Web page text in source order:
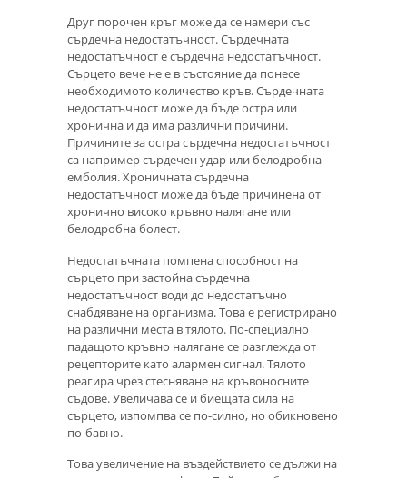
Друг порочен кръг може да се намери със
сърдечна недостатъчност. Сърдечната
недостатъчност е сърдечна недостатъчност.
Сърцето вече не е в състояние да понесе
необходимото количество кръв. Сърдечната
недостатъчност може да бъде остра или
хронична и да има различни причини.
Причините за остра сърдечна недостатъчност
са например сърдечен удар или белодробна
емболия. Хроничната сърдечна
недостатъчност може да бъде причинена от
хронично високо кръвно налягане или
белодробна болест.
Недостатъчната помпена способност на
сърцето при застойна сърдечна
недостатъчност води до недостатъчно
снабдяване на организма. Това е регистрирано
на различни места в тялото. По-специално
падащото кръвно налягане се разглежда от
рецепторите като алармен сигнал. Тялото
реагира чрез стесняване на кръвоносните
съдове. Увеличава се и биещата сила на
сърцето, изпомпва се по-силно, но обикновено
по-бавно.
Това увеличение на въздействието се дължи на